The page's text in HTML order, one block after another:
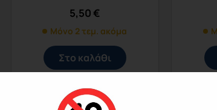
5,50€
Μόνο 2 τεμ. ακόμα
Στο καλάθι